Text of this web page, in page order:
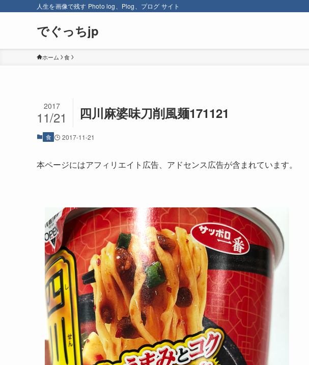
人生を画像で残す Photo log、Plog、プログ サイト
でぐっちjp
ホーム 食
四川麻婆味刀削風麺171121
2017
11/21
食 2017-11-21
本ページにはアフィリエイト広告、アドセンス広告が含まれています。